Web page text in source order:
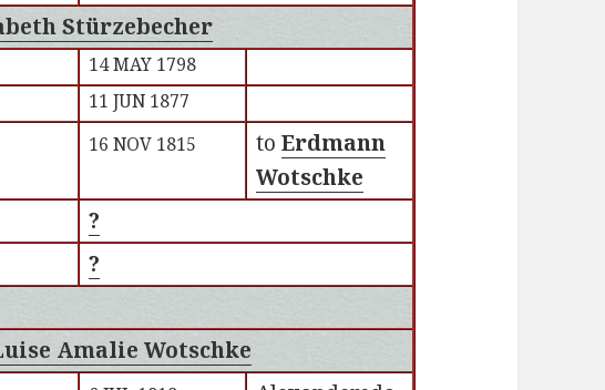
Stürzebecher
14 MAY 1798
11 JUN 1877
16 NOV 1815 toErdmann
Wotschke
?
?
Amalie Wotschke